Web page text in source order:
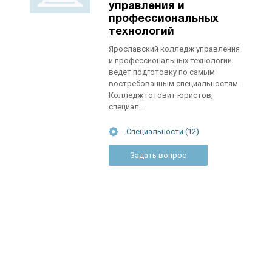
управления и
профессиональных
технологий
Ярославский колледж управления
и профессиональных технологий
ведет подготовку по самым
востребованным специальностям.
Колледж готовит юристов,
специал...
Специальности (12)
Задать вопрос